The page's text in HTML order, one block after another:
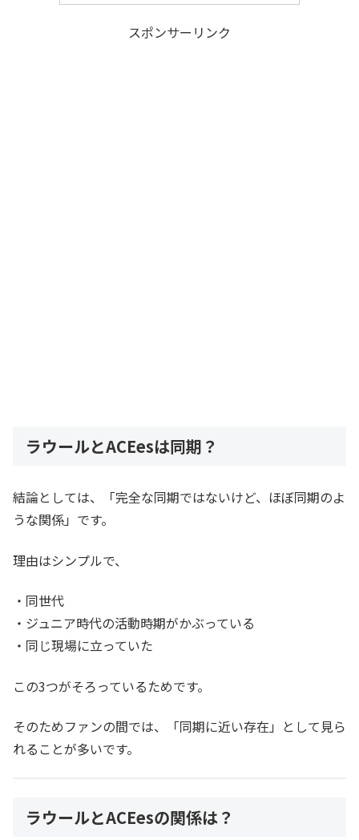
スポンサーリンク
ラウールとACEesは同期？
結論としては、「完全な同期ではないけど、ほぼ同期のよ
うな関係」です。
理由はシンプルで、
・同世代
・ジュニア時代の活動時期がかぶっている
・同じ現場に立っていた
この3つがそろっているためです。
そのためファンの間では、「同期に近い存在」として見ら
れることが多いです。
ラウールとACEesの関係は？